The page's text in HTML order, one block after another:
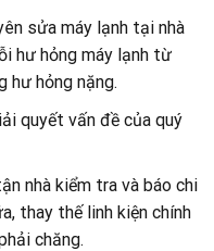
sửa máy lạnh tại nhà
hư hỏng máy lạnh từ
hư hỏng nặng.
quyết vấn đề của quý
nhà kiểm tra và báo chi
thay thế linh kiện chính
chăng.